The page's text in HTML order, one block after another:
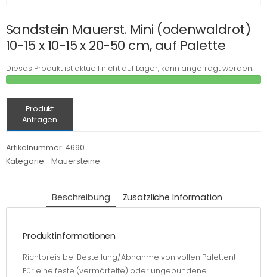
Sandstein Mauerst. Mini (odenwaldrot)
10-15 x 10-15 x 20-50 cm, auf Palette
Dieses Produkt ist aktuell nicht auf Lager, kann angefragt werden.
Produkt
Anfragen
Artikelnummer: 4690
Kategorie:
Mauersteine
Beschreibung Zusätzliche Information
Produktinformationen
Richtpreis bei Bestellung/Abnahme von vollen Paletten!
Für eine feste (vermörtelte) oder ungebundene